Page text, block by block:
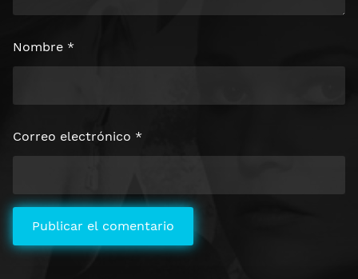
Nombre *
Correo electrónico *